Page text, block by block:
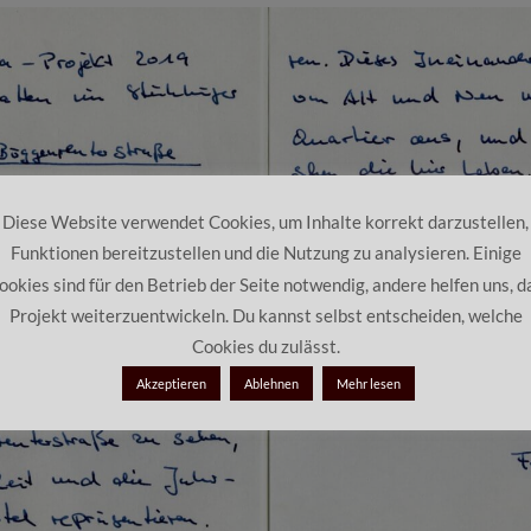
Diese Website verwendet Cookies, um Inhalte korrekt darzustellen,
Funktionen bereitzustellen und die Nutzung zu analysieren. Einige
sind für den Betrieb der Seite notwendig, andere helfen uns,
Projekt weiterzuentwickeln. Du kannst selbst entscheiden, welche
Cookies du zulässt.
Akzeptieren Ablehnen Mehr lesen